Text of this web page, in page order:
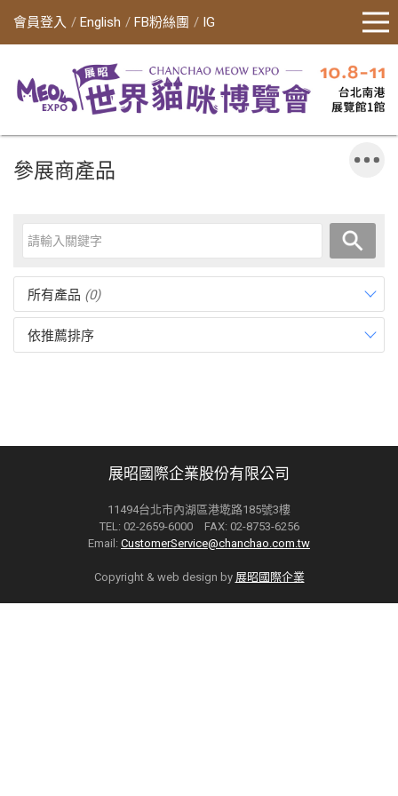
會員登入 English FB粉絲團 IG
參展商產品
所有產品 (0)
依推薦排序
展昭國際企業股份有限公司
11494台北市內湖區港墘路185號3樓
TEL: 02-2659-6000 FAX: 02-8753-6256
Email: CustomerService@chanchao.com.tw
Copyright & web design by 展昭國際企業